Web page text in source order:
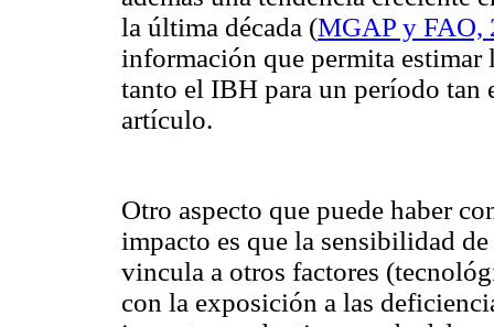
la última década (MGAP y FAO,
información que permita
tanto el IBH para un período tan
artículo.
Otro aspecto que puede haber
impacto es que la sensibilidad
vincula a otros factores
con la exposición a las